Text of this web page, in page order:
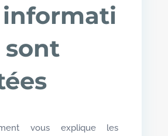
informati
sont
vous explique les